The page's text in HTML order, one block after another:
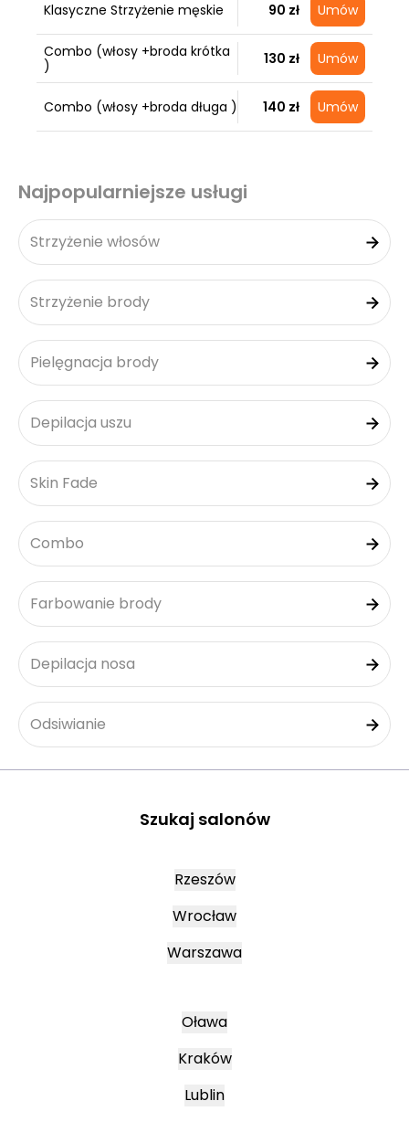
Klasyczne Strzyżenie męskie 90 zł Umów
Combo (włosy +broda krótka
)
130 zł Umów
Combo (włosy +broda długa ) 140 zł Umów
Najpopularniejsze usługi
Strzyżenie włosów
Strzyżenie brody
Pielęgnacja brody
Depilacja uszu
Skin Fade
Combo
Farbowanie brody
Depilacja nosa
Odsiwianie
Szukaj salonów
Rzeszów
Wrocław
Warszawa
Oława
Kraków
Lublin